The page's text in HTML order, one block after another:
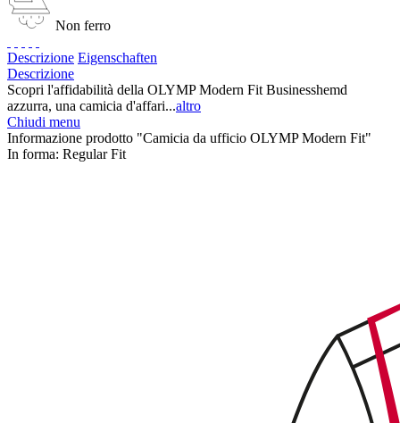
Non ferro
Descrizione Eigenschaften
Descrizione
Scopri l'affidabilità della OLYMP Modern Fit Businesshemd
azzurra, una camicia d'affari...altro
Chiudi menu
Informazione prodotto "Camicia da ufficio OLYMP Modern Fit"
In forma: Regular Fit